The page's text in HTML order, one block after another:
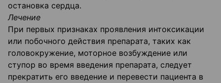
остановка сердца.
Лечение
При первых признаках проявления интоксикации
или побочного действия препарата, таких как
головокружение, моторное возбуждение или
ступор во время введения препарата, следует
прекратить его введение и перевести пациента в